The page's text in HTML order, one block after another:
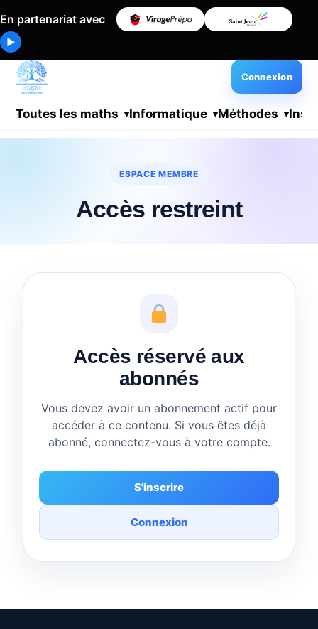
En partenariat avec
▶
Toutes les maths Informatique Méthodes
Connexion
ESPACE MEMBRE
Accès restreint
Accès réservé aux
abonnés
Vous devez avoir un abonnement actif pour
accéder à ce contenu. Si vous êtes déjà
abonné, connectez-vous à votre compte.
S'inscrire
Connexion